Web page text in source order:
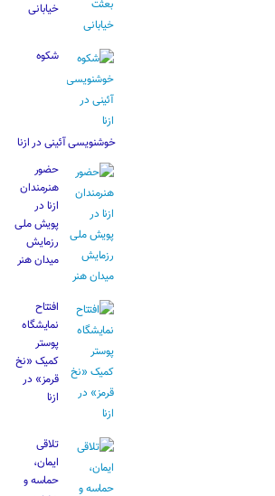
خیابانی
شکوه
خوشنویسی آئینی در ازنا
حضور
هنرمندان
ازنا در
پویش ملی
رزمایش
میدان هنر
افتتاح
نمایشگاه
پوستر
کمیک «نخ
قرمز» در
ازنا
تلاقی
ایمان،
حماسه و